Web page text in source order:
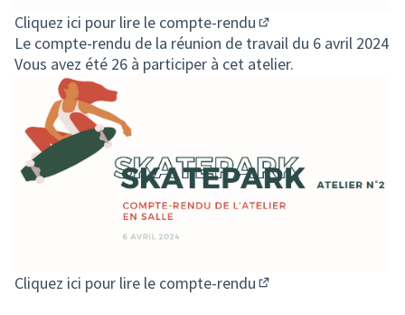
Cliquez ici pour lire le compte-rendu
(S'ouvre dans un
Le compte-rendu de la réunion de travail du 6 avril 2024
Vous avez été 26 à participer à cet atelier.
Cliquez ici pour lire le compte-rendu